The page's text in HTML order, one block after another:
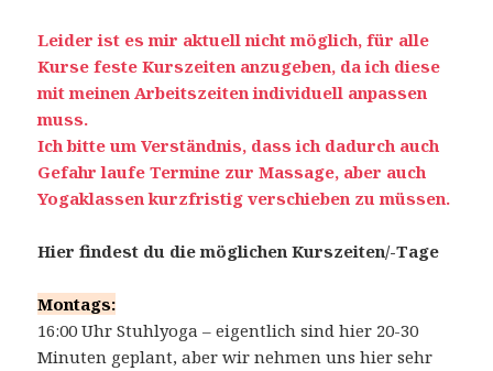
Leider ist es mir aktuell nicht möglich, für alle
Kurse feste Kurszeiten anzugeben, da ich diese
mit meinen Arbeitszeiten individuell anpassen
muss.
Ich bitte um Verständnis, dass ich dadurch auch
Gefahr laufe Termine zur Massage, aber auch
Yogaklassen kurzfristig verschieben zu müssen.
Hier findest du die möglichen Kurszeiten/-Tage
Montags:
16:00 Uhr Stuhlyoga – eigentlich sind hier 20-30
Minuten geplant, aber wir nehmen uns hier sehr